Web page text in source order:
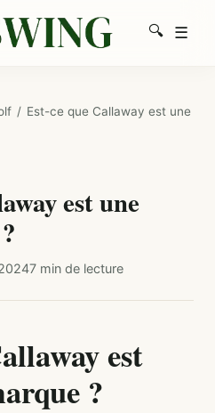
🔍
☰
/ Est-ce que Callaway est une
est une
7 min de lecture
est
?